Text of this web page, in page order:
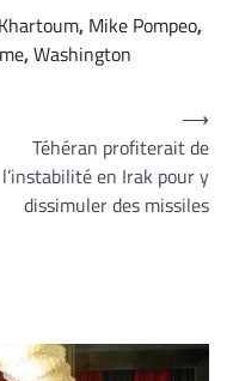
Khartoum, Mike Pompeo,
,Washington
Téhéran profiterait de
l’instabilité en Irak pour y
dissimuler des missiles
⟶